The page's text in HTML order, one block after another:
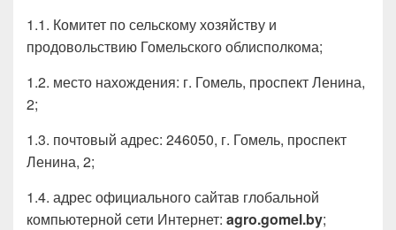
1.1. Комитет по сельскому хозяйству и
продовольствию Гомельского облисполкома;
1.2. место нахождения: г. Гомель, проспект Ленина,
2;
1.3. почтовый адрес: 246050, г. Гомель, проспект
Ленина, 2;
1.4. адрес официального сайтав глобальной
компьютерной сети Интернет: agro.gomel.by;